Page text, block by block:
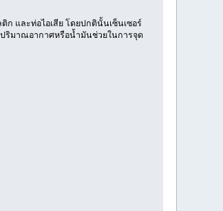
ติก และท่อไอเสีย โดยปกตินั้นเซ็นเซอร์
ปริมาณอากาศหรือน้ำมันช่วยในการจุด